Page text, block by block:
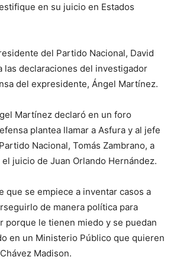
en su juicio en Estados
del Partido Nacional, David
las declaraciones del investigador
del expresidente, Ángel Martínez.
Martínez declaró en un foro
plantea llamar a Asfura y al jefe
Nacional, Tomás Zambrano, a
juicio de Juan Orlando Hernández.
que se empiece a inventar casos a
de manera política para
porque le tienen miedo y se puedan
en un Ministerio Público que quieren
Madison.